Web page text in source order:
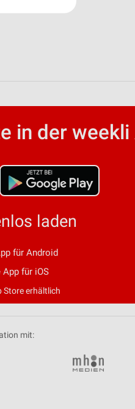
in der weekli
laden
für Android
für iOS
Store erhältlich
mit: